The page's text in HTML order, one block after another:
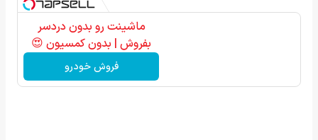
ماشینت رو بدون دردسر
بفروش | بدون کمسیون 😍
فروش خودرو